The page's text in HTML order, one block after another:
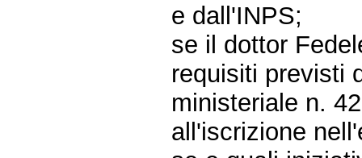
e dall'INPS;
se il dottor
requisiti previsti
ministeriale n.
all'iscrizione